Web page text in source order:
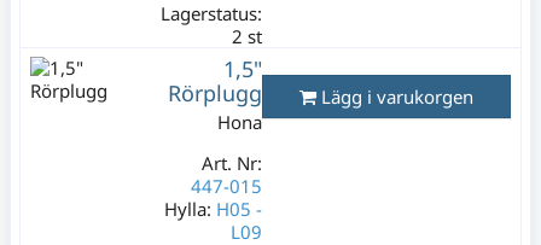
Lagerstatus:
2 st
169 kr
Varav moms:
33,80 kr
1,5"
Rörplugg
Hona
Art. Nr:
447-015
Hylla: H05 -
L09
Lägg i varukorgen